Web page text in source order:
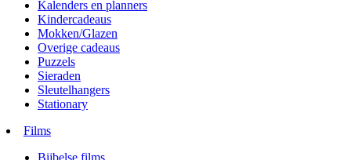
Kalenders en planners
Kindercadeaus
Mokken/Glazen
Overige cadeaus
Puzzels
Sieraden
Sleutelhangers
Stationary
Films
Bijbelse films